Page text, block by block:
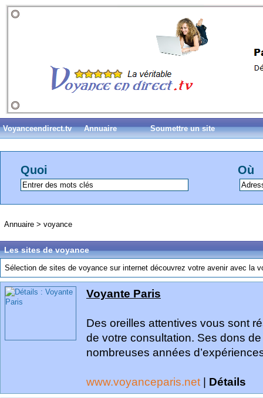
Voyanceendirect.tv Annuaire Soumettre un site
Quoi Où
Annuaire > voyance
Les sites de voyance
Sélection de sites de voyance sur internet découvrez votre avenir avec la
Voyante Paris
Des oreilles attentives vous sont
de votre consultation. Ses dons
nombreuses années
www.voyanceparis.net | Détails